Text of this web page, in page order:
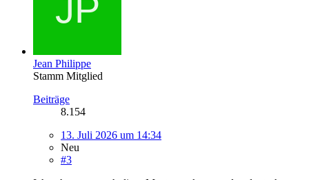
Jean Philippe
Stamm Mitglied
Beiträge
8.154
13. Juli 2026 um 14:34
Neu
#3